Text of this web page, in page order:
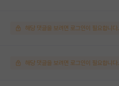
해당 댓글을 보려면 로그인이 필요합니다.
해당 댓글을 보려면 로그인이 필요합니다.